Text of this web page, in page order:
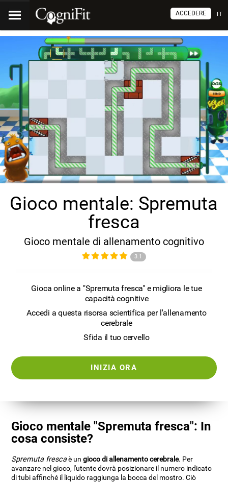
IT
ACCEDERE
Gioco mentale: Spremuta
fresca
Gioco mentale di allenamento cognitivo
3.1
Gioca online a "Spremuta fresca" e migliora le tue
capacità cognitive
Accedi a questa risorsa scientifica per l'allenamento
cerebrale
Sfida il tuo cervello
INIZIA ORA
Gioco mentale "Spremuta fresca": In
cosa consiste?
Spremuta frescaè ungioco di allenamento cerebrale. Per
avanzare nel gioco, l'utente dovrà posizionare il numero indicato
di tubi affinché il liquido raggiunga la bocca del mostro. Ciò